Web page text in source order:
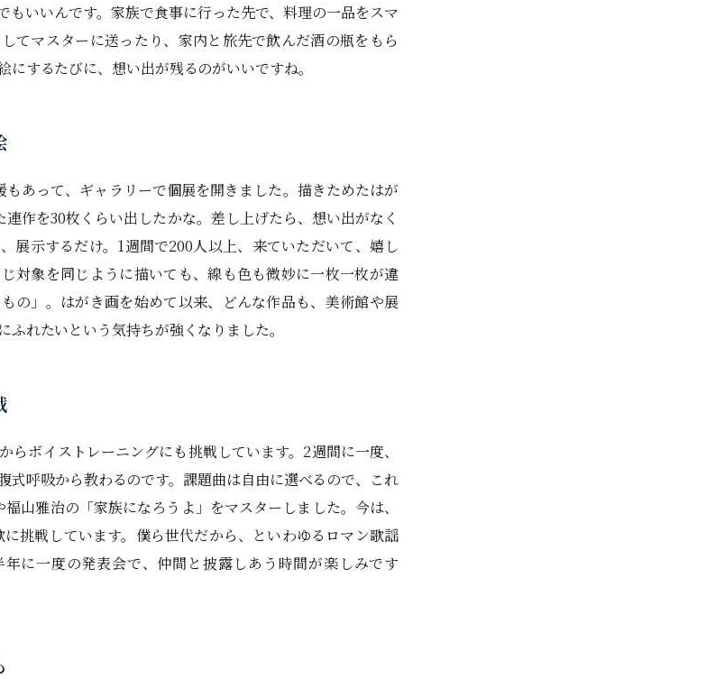
もいいんです。家族で食事に行った先で、料理の一品をスマ
てマスターに送ったり、家内と旅先で飲んだ酒の瓶をもら
にするたびに、想い出が残るのがいいですね。
あって、ギャラリーで個展を開きました。描きためたはが
作を30枚くらい出したかな。差し上げたら、想い出がなく
展示するだけ。1週間で200人以上、来ていただいて、嬉し
対象を同じように描いても、線も色も微妙に一枚一枚が違
の」。はがき画を始めて以来、どんな作品も、美術館や展
ふれたいという気持ちが強くなりました。
らボイストレーニングにも挑戦しています。2週間に一度、
式呼吸から教わるのです。課題曲は自由に選べるので、これ
山雅治の「家族になろうよ」をマスターしました。今は、
挑戦しています。僕ら世代だから、といわゆるロマン歌謡
に一度の発表会で、仲間と披露しあう時間が楽しみです